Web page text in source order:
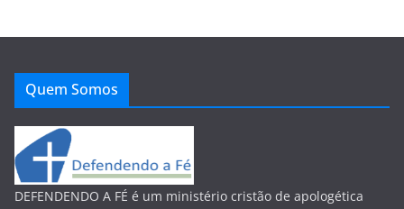
Quem Somos
DEFENDENDO A FÉ é um ministério cristão de apologética